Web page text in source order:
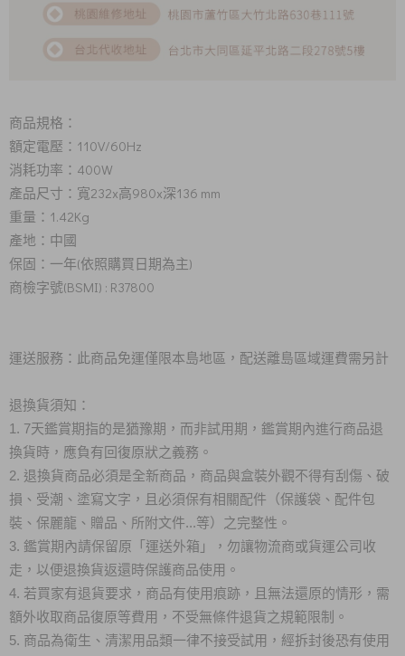
商品規格：
額定電壓：110V/60Hz
消耗功率：400W
產品尺寸：寬232x高980x深136 mm
重量：1.42Kg
產地：中國
保固：一年(依照購買日期為主)
商檢字號(BSMI) : R37800
運送服務：此商品免運僅限本島地區，配送離島區域運費需另計
退換貨須知：
1. 7天鑑賞期指的是猶豫期，而非試用期，鑑賞期內進行商品退
換貨時，應負有回復原狀之義務。
2. 退換貨商品必須是全新商品，商品與盒裝外觀不得有刮傷、破
損、受潮、塗寫文字，且必須保有相關配件（保護袋、配件包
裝、保麗龍、贈品、所附文件...等）之完整性。
3. 鑑賞期內請保留原「運送外箱」，勿讓物流商或貨運公司收
走，以便退換貨返還時保護商品使用。
4. 若買家有退貨要求，商品有使用痕跡，且無法還原的情形，需
額外收取商品復原等費用，不受無條件退貨之規範限制。
5. 商品為衛生、清潔用品類一律不接受試用，經拆封後恐有使用